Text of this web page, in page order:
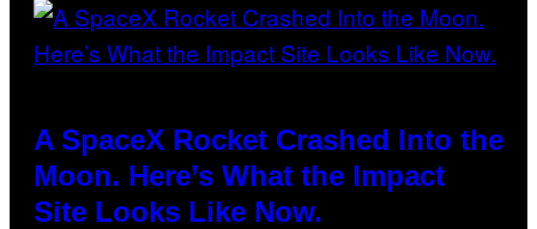
A SpaceX Rocket Crashed Into the
Moon. Here’s What the Impact
Site Looks Like Now.